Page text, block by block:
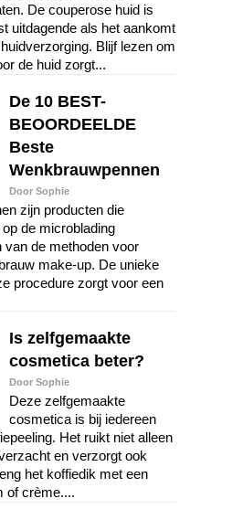
De couperose huid is
uitdagende als het aankomt
Blijf lezen om
de huid zorgt...
De 10 BEST-
BEOORDEELDE
Beste
Wenkbrauwpennen
Door Sophie
zijn producten die
de microblading
van de methoden voor
make-up. De unieke
procedure zorgt voor een
Is zelfgemaakte
cosmetica beter?
Door Sophie
Deze zelfgemaakte
cosmetica is bij iedereen
Het ruikt niet alleen
en verzorgt ook
het koffiedik met een
of crème....